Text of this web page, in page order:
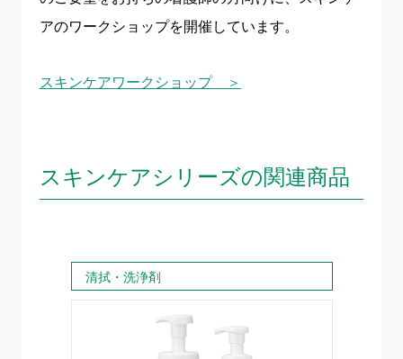
アのワークショップを開催しています。
スキンケアワークショップ ＞
スキンケアシリーズの関連商品
清拭・洗浄剤